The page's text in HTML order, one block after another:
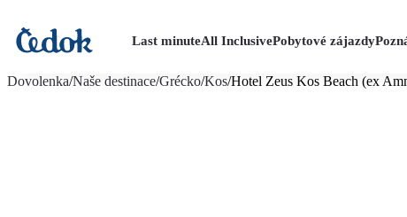
Last minuteAll InclusivePobytové zájazdy
Dovolenka/Naše destinace/Grécko/Kos/Hotel Zeus Kos Beach (ex